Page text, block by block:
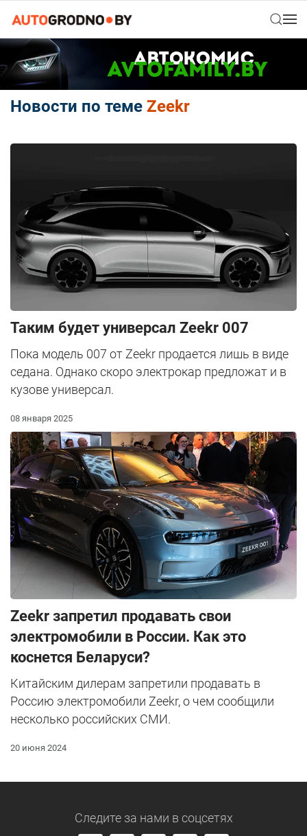
Новости по теме Zeekr
Таким будет универсал Zeekr 007
Пока модель 007 от Zeekr продается лишь в виде
седана. Однако скоро электрокар предложат и в
кузове универсал.
08 января 2025
Zeekr запретил продавать свои
электромобили в России. Как это
коснется Беларуси?
Китайским дилерам запретили продавать в
Россию электромобили Zeekr, о чем сообщили
несколько российских СМИ.
20 июня 2024
Следите за нами в соцсетях